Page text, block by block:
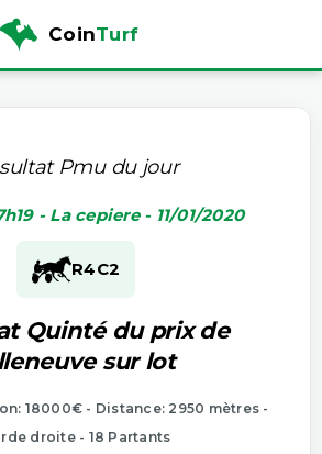
CoinTurf
Pmu du jour
- La cepiere - 11/01/2020
R4C2
Quinté du prix de
sur lot
18000€ - Distance: 2950 mètres -
droite - 18 Partants